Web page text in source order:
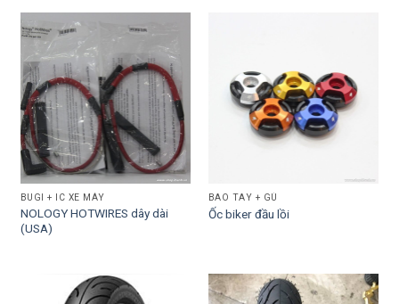
BUGI + IC XE MÁY
NOLOGY HOTWIRES dây dài
(USA)
BAO TAY + GÙ
Ốc biker đầu lồi